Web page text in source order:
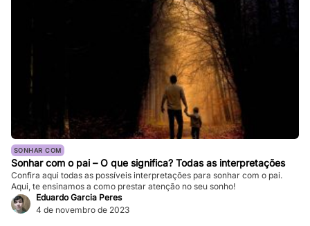
SONHAR COM
Sonhar com o pai – O que significa? Todas as interpretações
Confira aqui todas as possíveis interpretações para sonhar com o pai.
Aqui, te ensinamos a como prestar atenção no seu sonho!
Eduardo Garcia Peres
4 de novembro de 2023